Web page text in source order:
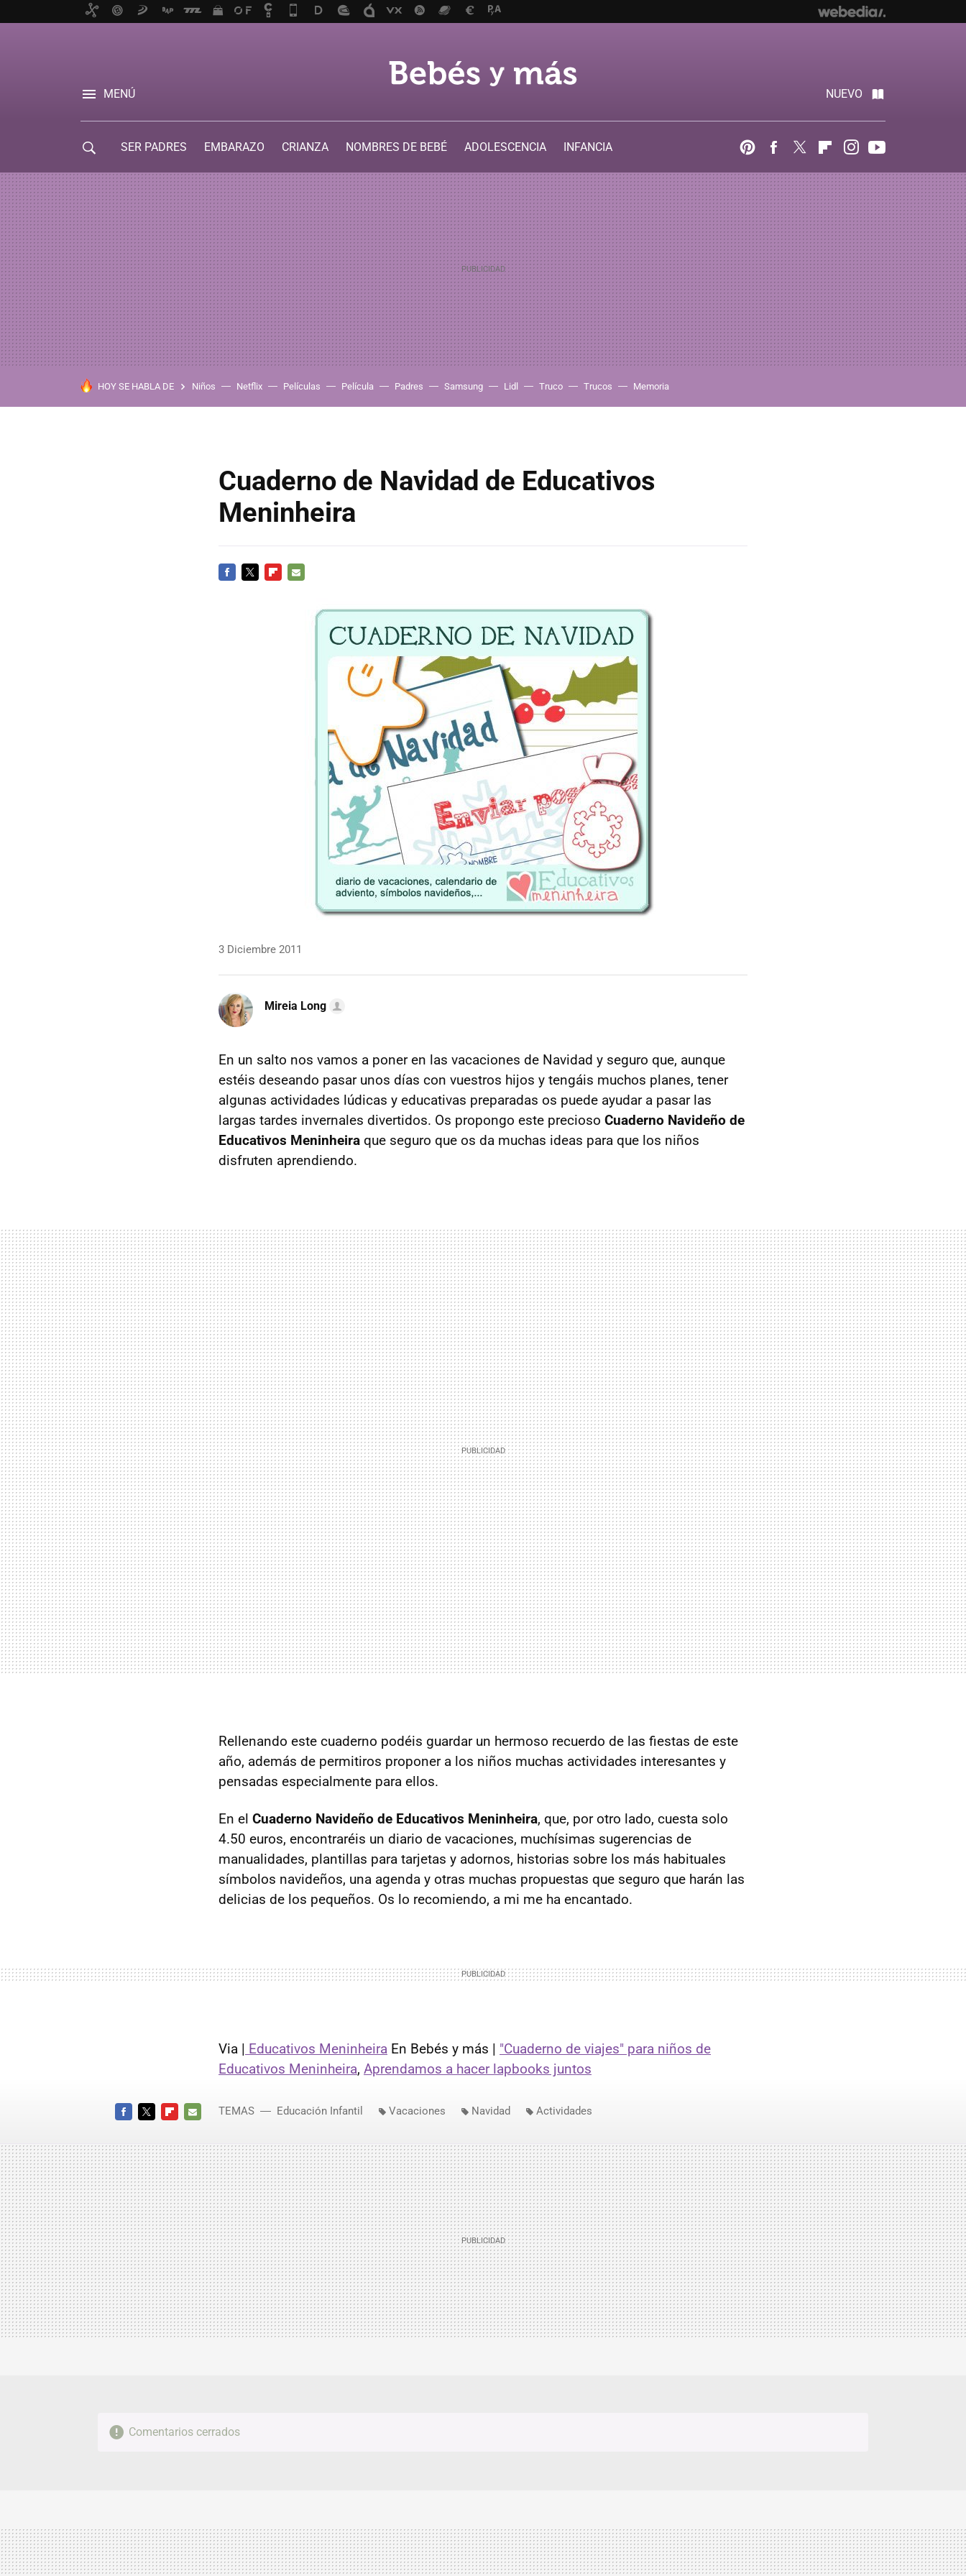
MENÚ NUEVO
SER PADRES EMBARAZO CRIANZA NOMBRES DE BEBÉ ADOLESCENCIA
INFANCIA
PinterestFacebook
Twitter FlipboardInstagram
HOY SE HABLA DE Niños Netflix Películas Película Padres Samsung Lidl Truco Trucos Memoria
Cuaderno de Navidad de Educativos
Meninheira
3 Diciembre 2011
Mireia Long
En un salto nos vamos a poner en las vacaciones de Navidad y seguro que, aunque
estéis deseando pasar unos días con vuestros hijos y tengáis muchos planes, tener
algunas actividades lúdicas y educativas preparadas os puede ayudar a pasar las
largas tardes invernales divertidos. Os propongo este precioso Cuaderno Navideño de
Educativos Meninheira que seguro que os da muchas ideas para que los niños
disfruten aprendiendo.
Rellenando este cuaderno podéis guardar un hermoso recuerdo de las fiestas de este
año, además de permitiros proponer a los niños muchas actividades interesantes y
pensadas especialmente para ellos.
En el Cuaderno Navideño de Educativos Meninheira, que, por otro lado, cuesta solo
4.50 euros, encontraréis un diario de vacaciones, muchísimas sugerencias de
manualidades, plantillas para tarjetas y adornos, historias sobre los más habituales
símbolos navideños, una agenda y otras muchas propuestas que seguro que harán las
delicias de los pequeños. Os lo recomiendo, a mi me ha encantado.
Via | Educativos Meninheira En Bebés y más | "Cuaderno de viajes" para niños de
Educativos Meninheira, Aprendamos a hacer lapbooks juntos
MAIL
TEMAS Educación Infantil Vacaciones Navidad Actividades
Comentarios cerrados